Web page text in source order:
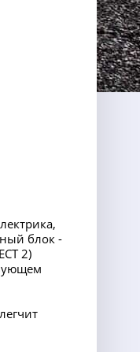
блок -
2)